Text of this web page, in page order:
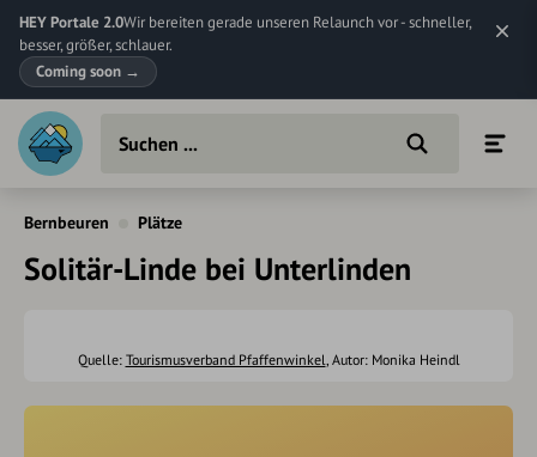
HEY Portale 2.0Wir bereiten gerade unseren Relaunch vor - schneller,
besser, größer, schlauer.
Coming soon →
Bernbeuren Plätze
Solitär-Linde bei Unterlinden
Quelle: Tourismusverband Pfaffenwinkel, Autor: Monika Heindl